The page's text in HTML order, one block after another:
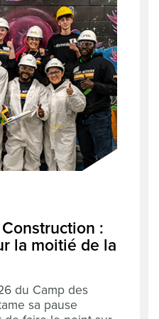
:
la moitié de la
du Camp des
sa pause